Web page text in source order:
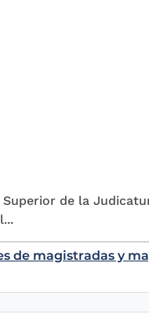
Superior de la
de magistradas y